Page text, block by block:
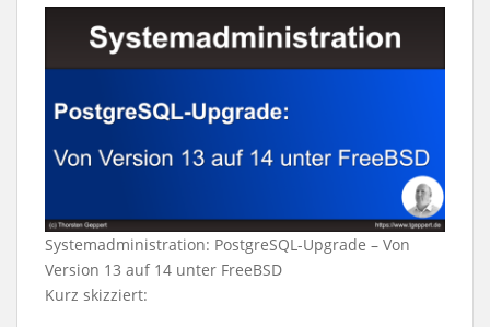
Systemadministration: PostgreSQL-Upgrade – Von
Version 13 auf 14 unter FreeBSD
Kurz skizziert: